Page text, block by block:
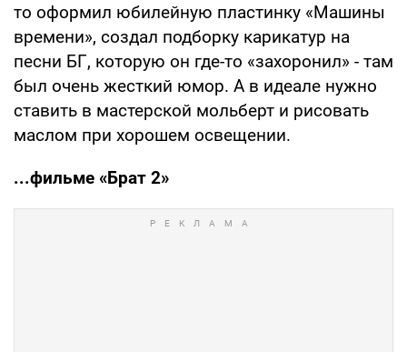
то оформил юбилейную пластинку «Машины
времени», создал подборку карикатур на
песни БГ, которую он где-то «захоронил» - там
был очень жесткий юмор. А в идеале нужно
ставить в мастерской мольберт и рисовать
маслом при хорошем освещении.
...фильме «Брат 2»